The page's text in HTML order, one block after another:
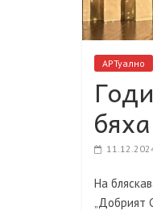
АРТуално
На
„Добрият